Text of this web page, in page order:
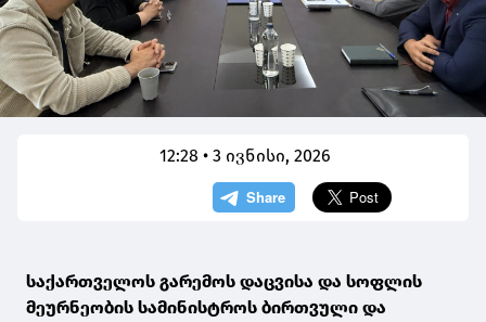
12:28 • 3 ივნისი, 2026
საქართველოს გარემოს დაცვისა და სოფლის
მეურნეობის სამინისტროს ბირთვული და